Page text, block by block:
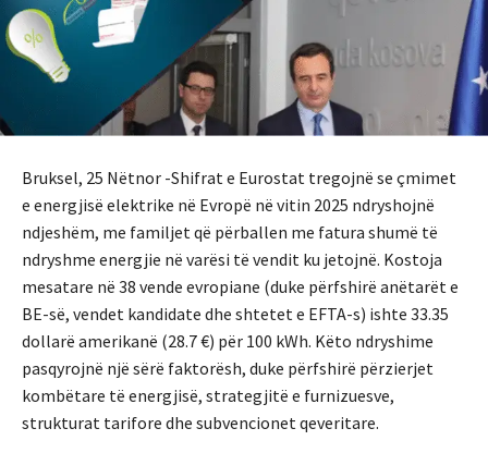
Bruksel, 25 Nëtnor -Shifrat e Eurostat tregojnë se çmimet
e energjisë elektrike në Evropë në vitin 2025 ndryshojnë
ndjeshëm, me familjet që përballen me fatura shumë të
ndryshme energjie në varësi të vendit ku jetojnë. Kostoja
mesatare në 38 vende evropiane (duke përfshirë anëtarët e
BE-së, vendet kandidate dhe shtetet e EFTA-s) ishte 33.35
dollarë amerikanë (28.7 €) për 100 kWh. Këto ndryshime
pasqyrojnë një sërë faktorësh, duke përfshirë përzierjet
kombëtare të energjisë, strategjitë e furnizuesve,
strukturat tarifore dhe subvencionet qeveritare.